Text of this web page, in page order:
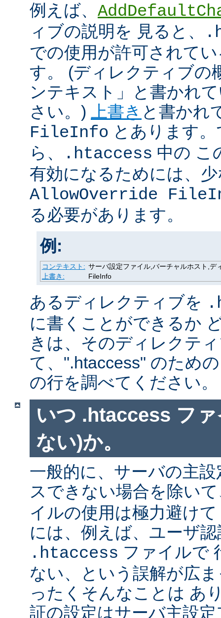
例えば、
ィブの説明を 見ると、
での使用が許可されて
す。 (ディレクティブの
ンテキスト」と書かれ
さい。)
上書き と書かれ
FileInfo とあります
ら、
.htaccess 中の こ
有効になるためには、
AllowOverride
る必要があります。
例:
コンテキスト: サーバ設定ファイル,バーチャルホスト,デ
上書き:
FileInfo
あるディレクティブを
に書くことができるか
きは、そのディレクテ
て、".htaccess" のため
の行を調べてください。
いつ .htaccess フ
ない)か。
一般的に、サーバの主
スできない場合を除い
イルの使用は極力避け
には、例えば、ユーザ
.htaccess ファイルで
ない、という誤解が広
ったくそんなことは あ
証の設定はサーバ主設